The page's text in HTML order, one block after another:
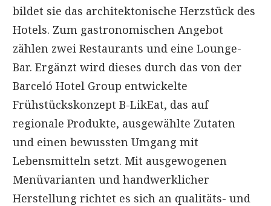
bildet sie das architektonische Herzstück des
Hotels. Zum gastronomischen Angebot
zählen zwei Restaurants und eine Lounge-
Bar. Ergänzt wird dieses durch das von der
Barceló Hotel Group entwickelte
Frühstückskonzept B-LikEat, das auf
regionale Produkte, ausgewählte Zutaten
und einen bewussten Umgang mit
Lebensmitteln setzt. Mit ausgewogenen
Menüvarianten und handwerklicher
Herstellung richtet es sich an qualitäts- und